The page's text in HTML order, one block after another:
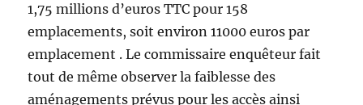
1,75 millions d’euros TTC pour 158
emplacements, soit environ 11000 euros par
emplacement . Le commissaire enquêteur fait
tout de même observer la faiblesse des
aménagements prévus pour les accès ainsi